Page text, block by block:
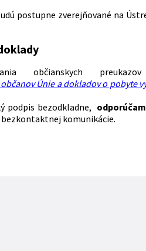
postupne zverejňované na
občianskych
Únie a dokladov o pobyte
podpis bezodkladne,
komunikácie.